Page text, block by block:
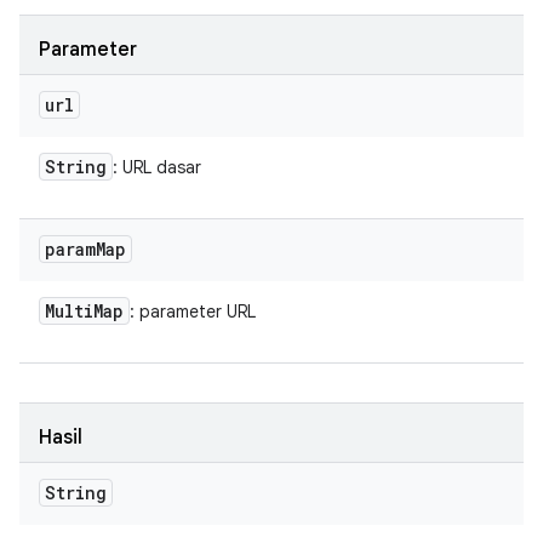
Parameter
url
String : URL dasar
paramMap
MultiMap : parameter URL
Hasil
String